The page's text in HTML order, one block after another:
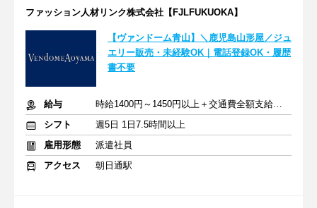
ファッション人材リンク株式会社【FJLFUKUOKA】
【ヴァンドーム青山】＼鹿児島山形屋／ジュ
エリー販売・未経験OK｜電話登録OK・履歴
書不要
給与
時給1400円～1450円以上＋交通費全額支給あり
シフト
週5日 1日7.5時間以上
雇用形態
派遣社員
アクセス
朝日通駅